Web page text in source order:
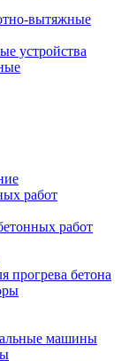
вытяжные
устройства
работ
работ
прогрева бетона
машины